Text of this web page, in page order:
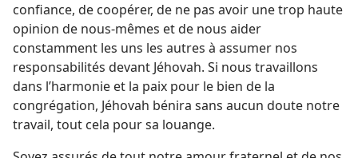
confiance, de coopérer, de ne pas avoir une trop haute
opinion de nous-​mêmes et de nous aider
constamment les uns les autres à assumer nos
responsabilités devant Jéhovah. Si nous travaillons
dans l’harmonie et la paix pour le bien de la
congrégation, Jéhovah bénira sans aucun doute notre
travail, tout cela pour sa louange.